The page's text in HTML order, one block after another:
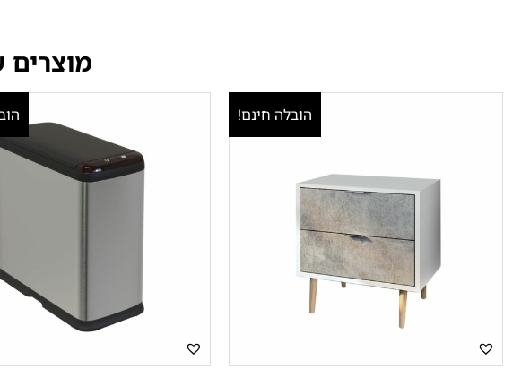
מוצרים
הובלה חינם!